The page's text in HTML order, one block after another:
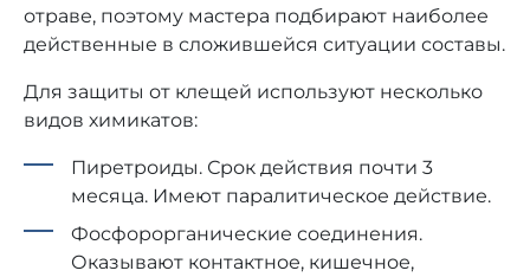
отраве, поэтому мастера подбирают наиболее
действенные в сложившейся ситуации составы.
Для защиты от клещей используют несколько
видов химикатов:
Пиретроиды. Срок действия почти 3
месяца. Имеют паралитическое действие.
Фосфорорганические соединения.
Оказывают контактное, кишечное,